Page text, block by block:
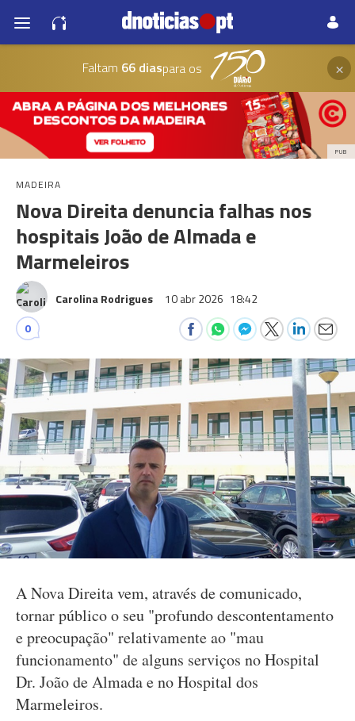
Faltam 66 diaspara os ×
PUB
MADEIRA
Nova Direita denuncia falhas nos
hospitais João de Almada e
Marmeleiros
Carolina Rodrigues 10 abr 2026 18:42
0
A Nova Direita vem, através de comunicado,
tornar público o seu "profundo descontentamento
e preocupação" relativamente ao "mau
funcionamento" de alguns serviços no Hospital
Dr. João de Almada e no Hospital dos
Marmeleiros.